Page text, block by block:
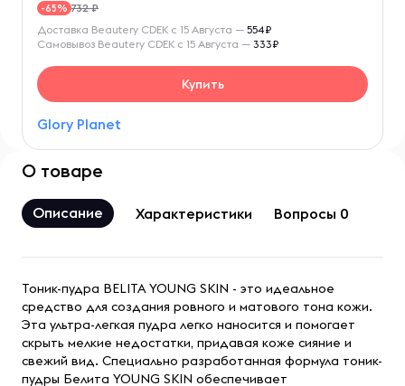
-65% 732 ₽
Glory Planet
Доставка Beautery CDEK с 15 Августа — 554₽
Самовывоз Beautery CDEK с 15 Августа — 333₽
Купить
О товаре
Описание Характеристики Вопросы 0
Тоник-пудра BELITA YOUNG SKIN - это идеальное
средство для создания ровного и матового тона кожи.
Эта ультра-легкая пудра легко наносится и помогает
скрыть мелкие недостатки, придавая коже сияние и
свежий вид. Специально разработанная формула тоник-
пудры Белита YOUNG SKIN обеспечивает